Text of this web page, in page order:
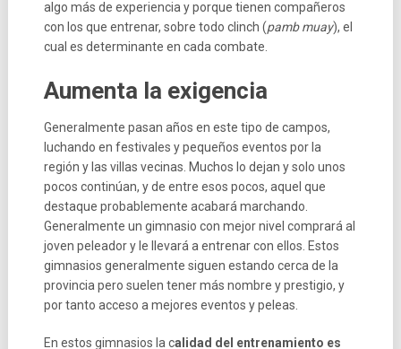
algo más de experiencia y porque tienen compañeros
con los que entrenar, sobre todo clinch (pamb muay), el
cual es determinante en cada combate.
Aumenta la exigencia
Generalmente pasan años en este tipo de campos,
luchando en festivales y pequeños eventos por la
región y las villas vecinas. Muchos lo dejan y solo unos
pocos continúan, y de entre esos pocos, aquel que
destaque probablemente acabará marchando.
Generalmente un gimnasio con mejor nivel comprará al
joven peleador y le llevará a entrenar con ellos. Estos
gimnasios generalmente siguen estando cerca de la
provincia pero suelen tener más nombre y prestigio, y
por tanto acceso a mejores eventos y peleas.
En estos gimnasios la calidad del entrenamiento es